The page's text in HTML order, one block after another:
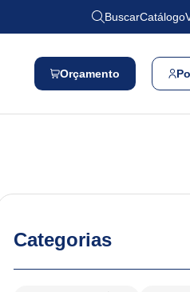
BuscarCatálogo
Orçamento
Categorias